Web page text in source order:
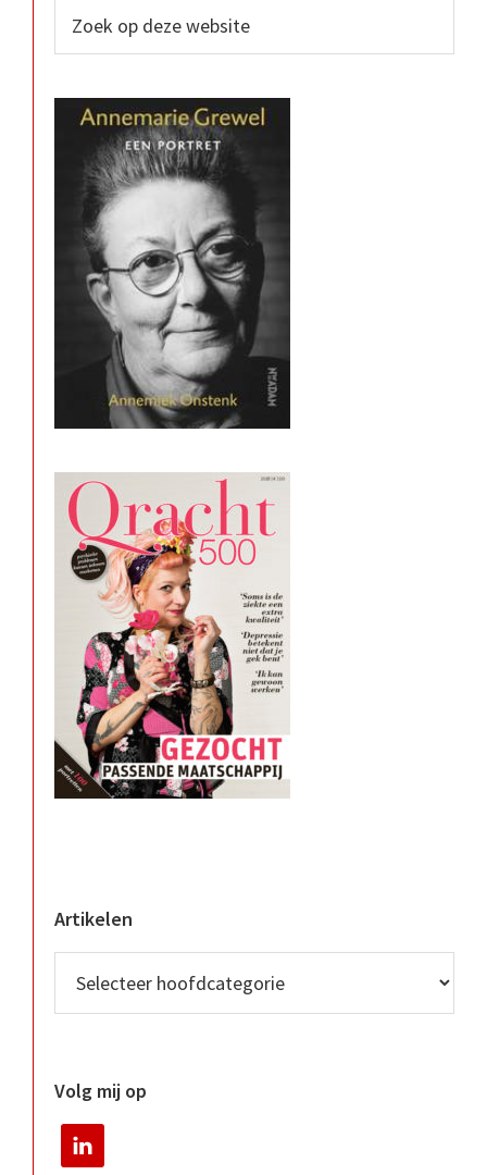
Primaire
Sidebar
op
Artikelen
Volg mij op